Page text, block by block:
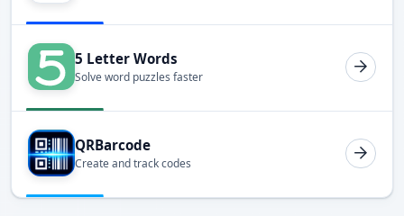
5 Letter Words
Solve word puzzles faster
QRBarcode
Create and track codes